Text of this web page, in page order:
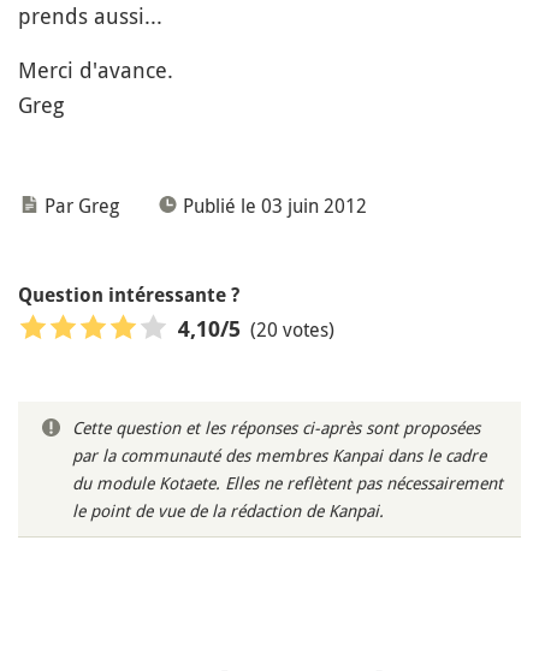
prends aussi...
Merci d'avance.
Greg
Par Greg Publié le 03 juin 2012
Question intéressante ?
4,10/5 (20 votes)
Cette question et les réponses ci-après sont proposées
par la communauté des membres Kanpai dans le cadre
du module Kotaete. Elles ne reflètent pas nécessairement
le point de vue de la rédaction de Kanpai.